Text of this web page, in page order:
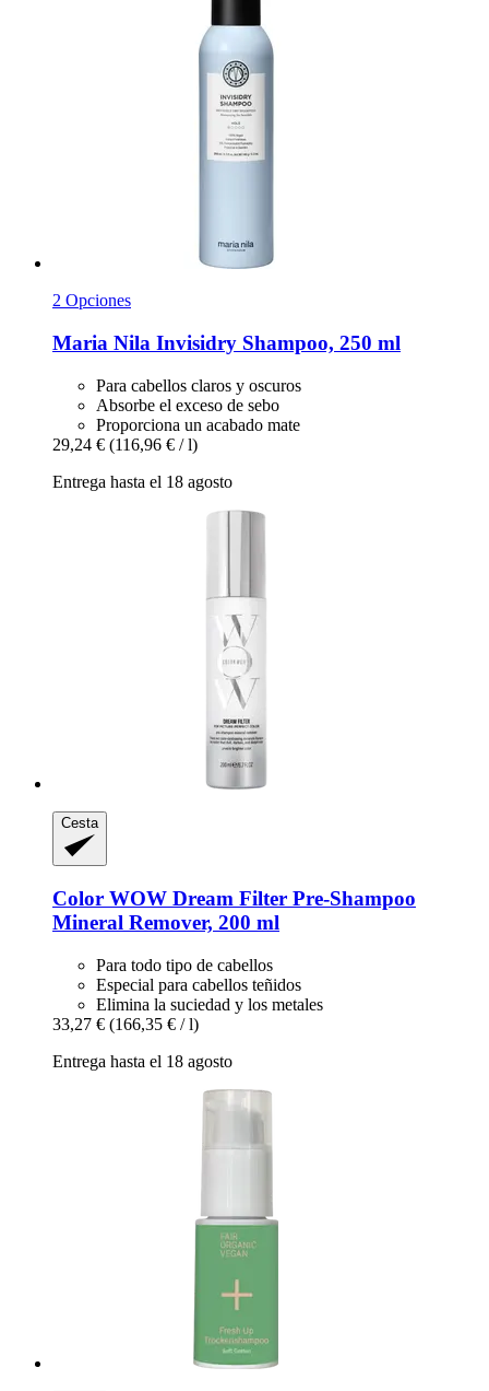
2 Opciones
Maria Nila Invisidry Shampoo, 250 ml
Para cabellos claros y oscuros
Absorbe el exceso de sebo
Proporciona un acabado mate
29,24 € (116,96 € / l)
Entrega hasta el 18 agosto
Cesta
Color WOW Dream Filter Pre-​Shampoo
Mineral Remover, 200 ml
Para todo tipo de cabellos
Especial para cabellos teñidos
Elimina la suciedad y los metales
33,27 € (166,35 € / l)
Entrega hasta el 18 agosto